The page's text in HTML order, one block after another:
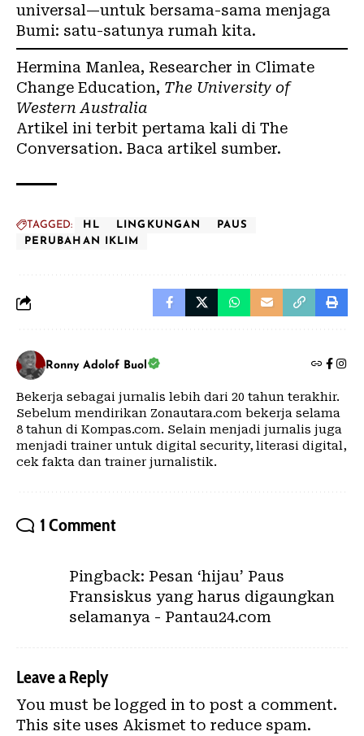
universal—untuk bersama-sama menjaga
Bumi: satu-satunya rumah kita.
Hermina Manlea, Researcher in Climate
Change Education, The University of
Western Australia
Artikel ini terbit pertama kali di The
Conversation. Baca artikel sumber.
TAGGED: HL LINGKUNGAN
PAUS
PERUBAHAN IKLIM
Ronny Adolof Buol
Bekerja sebagai jurnalis lebih dari 20 tahun terakhir.
Sebelum mendirikan Zonautara.com bekerja selama
8 tahun di Kompas.com. Selain menjadi jurnalis juga
menjadi trainer untuk digital security, literasi digital,
cek fakta dan trainer jurnalistik.
1 Comment
Pingback: Pesan ‘hijau’ Paus
Fransiskus yang harus digaungkan
selamanya - Pantau24.com
Leave a Reply
You must be logged in to post a comment.
This site uses Akismet to reduce spam.